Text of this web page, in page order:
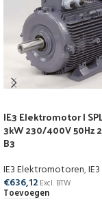
IE3 Elektromotor |
3kW 230/400V 50Hz
B3
IE3 Elektromotoren,
€636,12 Excl. BTW
Toevoegen